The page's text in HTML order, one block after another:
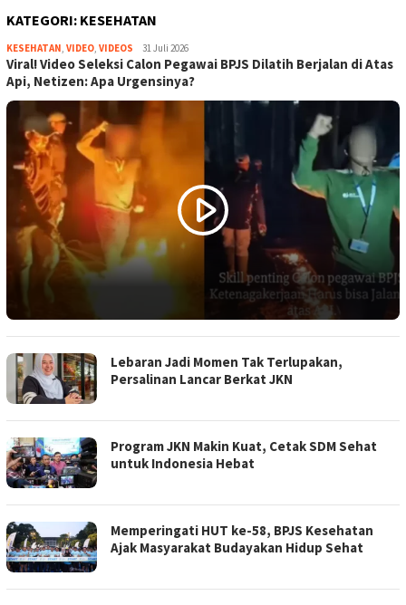
KATEGORI: KESEHATAN
KESEHATAN VIDEO VIDEOS Redaktur
Pelaksana
31 Juli 2026
Viral! Video Seleksi Calon Pegawai BPJS Dilatih Berjalan di Atas
Api, Netizen: Apa Urgensinya?
Lebaran Jadi Momen Tak Terlupakan,
Persalinan Lancar Berkat JKN
Program JKN Makin Kuat, Cetak SDM Sehat
untuk Indonesia Hebat
Memperingati HUT ke-58, BPJS Kesehatan
Ajak Masyarakat Budayakan Hidup Sehat